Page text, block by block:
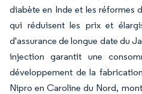
diabète en Inde et les réformes
qui réduisent les prix et
d'assurance de longue date du
injection garantit une
développement de la
Nipro en Caroline du Nord,